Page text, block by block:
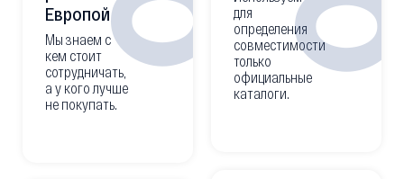
Европой
Мы знаем с
кем стоит
сотрудничать,
а у кого лучше
не покупать.
для
определения
совместимости
только
официальные
каталоги.